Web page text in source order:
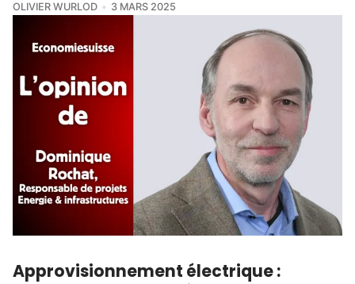
OLIVIER WURLOD 3 MARS 2025
Approvisionnement électrique :